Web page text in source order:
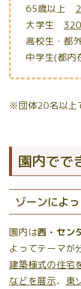
65歳以上
大学生
高校生・都
中学生(都
※団体20名以上
園内でで
ゾーンによ
園内は西・セン
よってテーマが
建築様式の住宅
などを展示、 東